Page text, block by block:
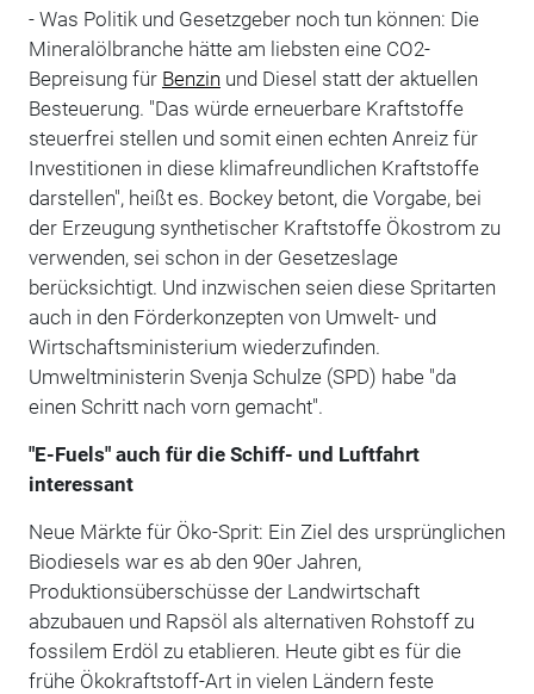
- Was Politik und Gesetzgeber noch tun können: Die
Mineralölbranche hätte am liebsten eine CO2-
Bepreisung für Benzin und Diesel statt der aktuellen
Besteuerung. "Das würde erneuerbare Kraftstoffe
steuerfrei stellen und somit einen echten Anreiz für
Investitionen in diese klimafreundlichen Kraftstoffe
darstellen", heißt es. Bockey betont, die Vorgabe, bei
der Erzeugung synthetischer Kraftstoffe Ökostrom zu
verwenden, sei schon in der Gesetzeslage
berücksichtigt. Und inzwischen seien diese Spritarten
auch in den Förderkonzepten von Umwelt- und
Wirtschaftsministerium wiederzufinden.
Umweltministerin Svenja Schulze (SPD) habe "da
einen Schritt nach vorn gemacht".
"E-Fuels" auch für die Schiff- und Luftfahrt
interessant
Neue Märkte für Öko-Sprit: Ein Ziel des ursprünglichen
Biodiesels war es ab den 90er Jahren,
Produktionsüberschüsse der Landwirtschaft
abzubauen und Rapsöl als alternativen Rohstoff zu
fossilem Erdöl zu etablieren. Heute gibt es für die
frühe Ökokraftstoff-Art in vielen Ländern feste